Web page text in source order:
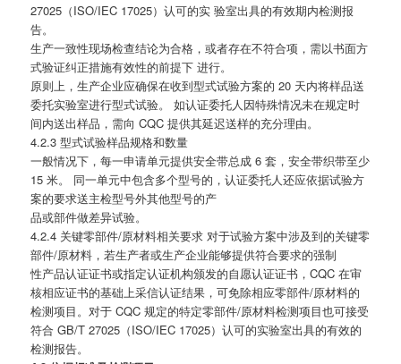
27025（ISO/IEC 17025）认可的实 验室出具的有效期内检测报
告。
生产一致性现场检查结论为合格，或者存在不符合项，需以书面方
式验证纠正措施有效性的前提下 进行。
原则上，生产企业应确保在收到型式试验方案的 20 天内将样品送
委托实验室进行型式试验。 如认证委托人因特殊情况未在规定时
间内送出样品，需向 CQC 提供其延迟送样的充分理由。
4.2.3 型式试验样品规格和数量
一般情况下，每一申请单元提供安全带总成 6 套，安全带织带至少
15 米。 同一单元中包含多个型号的，认证委托人还应依据试验方
案的要求送主检型号外其他型号的产
品或部件做差异试验。
4.2.4 关键零部件/原材料相关要求 对于试验方案中涉及到的关键零
部件/原材料，若生产者或生产企业能够提供符合要求的强制
性产品认证证书或指定认证机构颁发的自愿认证证书，CQC 在审
核相应证书的基础上采信认证结果，可免除相应零部件/原材料的
检测项目。对于 CQC 规定的特定零部件/原材料检测项目也可接受
符合 GB/T 27025（ISO/IEC 17025）认可的实验室出具的有效的
检测报告。